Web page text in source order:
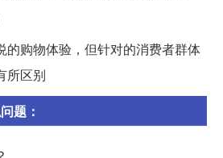
的购物体验，但针对的消费者群体
所区别
题：